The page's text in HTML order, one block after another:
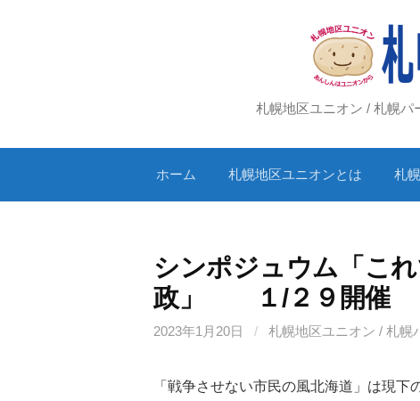
ッ
札幌地区ユニオン / 札幌
ホーム 札幌地区ユニオンとは 札
シンポジュウム「こ
政」 １/２９開催
2023年1月20日 / 札幌地区ユニオン / 札幌
「戦争させない市民の風北海道」は現